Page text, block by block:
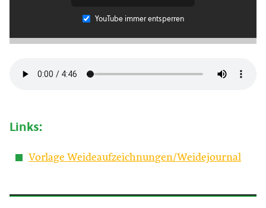
YouTube immer entsperren
Links:
Vorlage Weideaufzeichnungen/Weidejournal